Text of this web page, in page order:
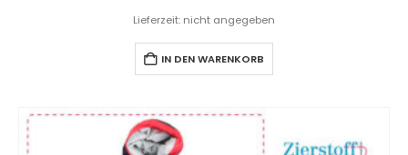
Lieferzeit: nicht angegeben
IN DEN WARENKORB